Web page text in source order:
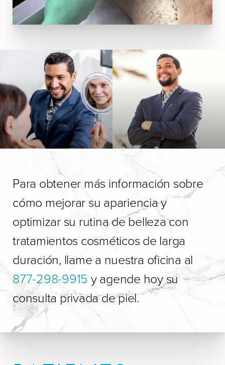
Para obtener más información sobre
cómo mejorar su apariencia y
optimizar su rutina de belleza con
tratamientos cosméticos de larga
duración, llame a nuestra oficina al
877-298-9915 y agende hoy su
consulta privada de piel.